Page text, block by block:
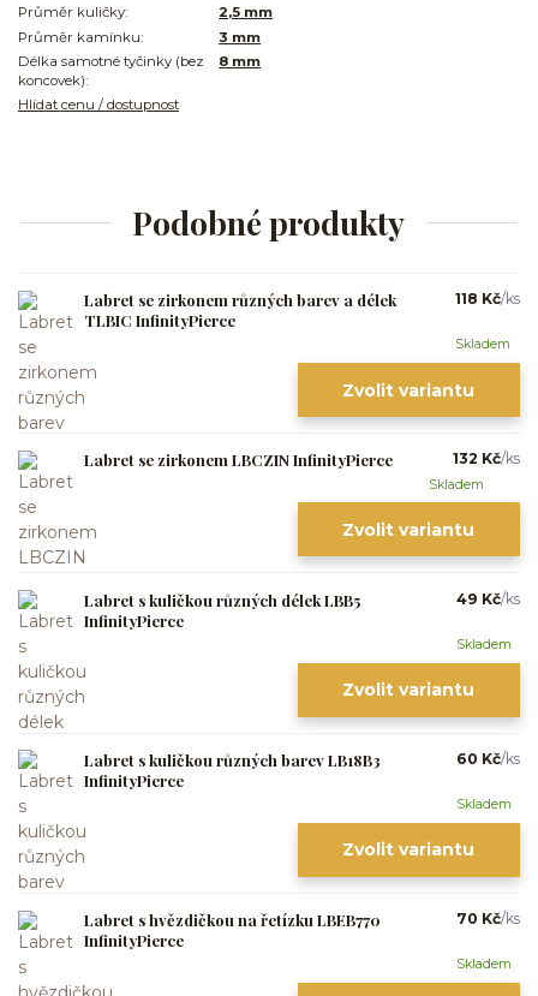
Průměr kuličky:
2,5 mm
Průměr kamínku:
3 mm
Délka samotné tyčinky (bez
koncovek):
8 mm
Hlídat cenu / dostupnost
Podobné produkty
Labret se zirkonem různých barev a délek
TLBIC InfinityPierce
118 Kč/ks
Skladem
Zvolit variantu
Labret se zirkonem LBCZIN InfinityPierce 132 Kč/ks
Skladem
Zvolit variantu
Labret s kuličkou různých délek LBB5
InfinityPierce
49 Kč/ks
Skladem
Zvolit variantu
Labret s kuličkou různých barev LB18B3
InfinityPierce
60 Kč/ks
Skladem
Zvolit variantu
Labret s hvězdičkou na řetízku LBEB770
InfinityPierce
70 Kč/ks
Skladem